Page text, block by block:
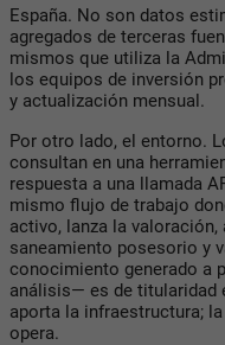
España. No son datos
agregados de terceras
mismos que utiliza la
los equipos de inversión
y actualización mensual.
Por otro lado, el entorno.
consultan en una
respuesta a una llamada
mismo flujo de trabajo
activo, lanza la
saneamiento posesorio y
conocimiento generado a
análisis— es de titularidad
aporta la infraestructura;
opera.